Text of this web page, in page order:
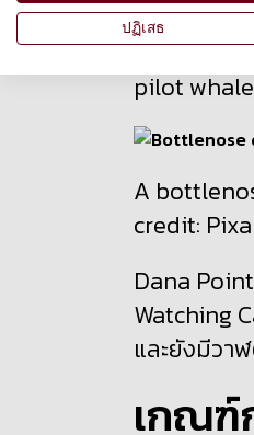
มีสัตว์จำพ
ตามฤดูกาล
pilot whale
A
credit:
Dana Point
Watching
และยังมีวา
เกณฑ์
ปฏิเสธ